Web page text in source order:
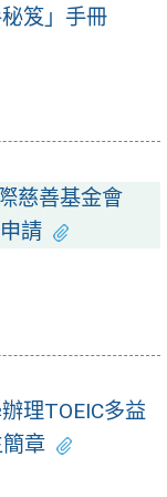
笈」手冊
慈善基金會
請
理TOEIC多益
章